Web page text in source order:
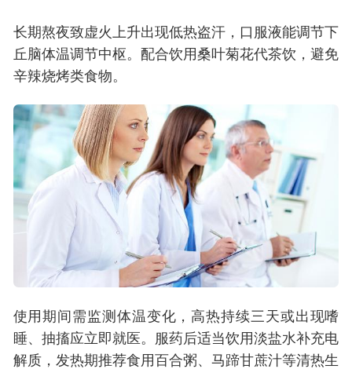
长期熬夜致虚火上升出现低热盗汗，口服液能调节下
丘脑体温调节中枢。配合饮用桑叶菊花代茶饮，避免
辛辣烧烤类食物。
使用期间需监测体温变化，高热持续三天或出现嗜
睡、抽搐应立即就医。服药后适当饮用淡盐水补充电
解质，发热期推荐食用百合粥、马蹄甘蔗汁等清热生